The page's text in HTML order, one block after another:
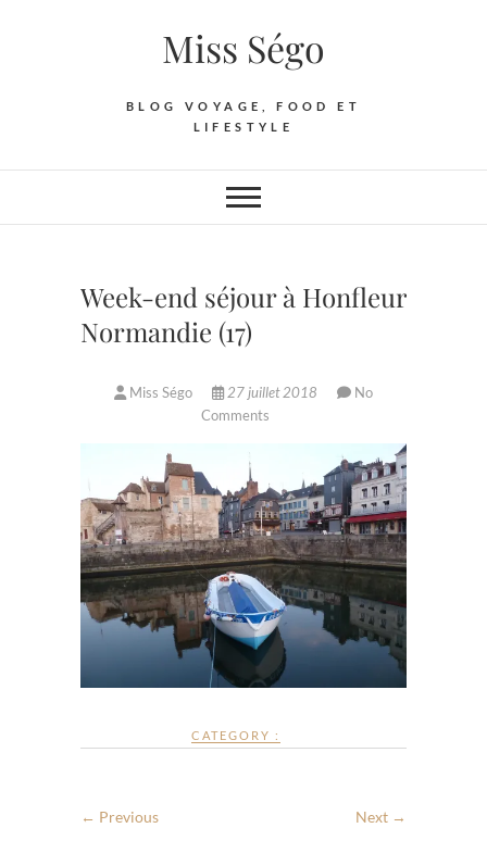
Miss Ségo
BLOG VOYAGE, FOOD ET
LIFESTYLE
Week-end séjour à Honfleur
Normandie (17)
Miss Ségo 27 juillet 2018
No
Comments
CATEGORY :
← Previous Next →